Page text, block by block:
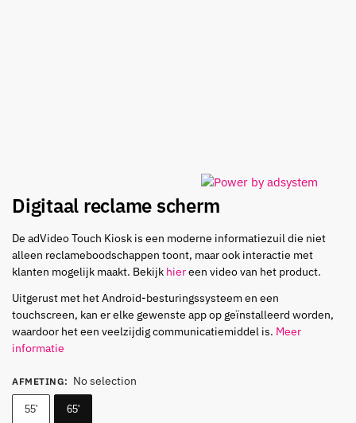
Digitaal reclame scherm
De adVideo Touch Kiosk is een moderne informatiezuil die niet
alleen reclameboodschappen toont, maar ook interactie met
klanten mogelijk maakt. Bekijk hiereen video van het product.
Uitgerust met het Android-besturingssysteem en een
touchscreen, kan er elke gewenste app op geïnstalleerd worden,
waardoor het een veelzijdig communicatiemiddel is. Meer
informatie
AFMETING: No selection
55' 65'